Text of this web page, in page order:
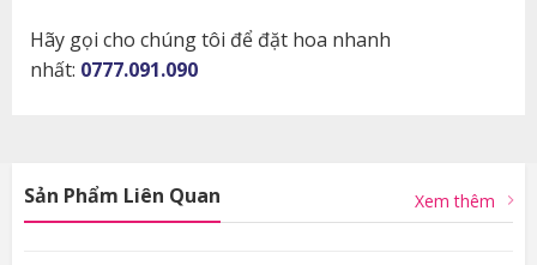
Hãy gọi cho chúng tôi để đặt hoa nhanh
nhất: 0777.091.090
Sản Phẩm Liên Quan Xem thêm